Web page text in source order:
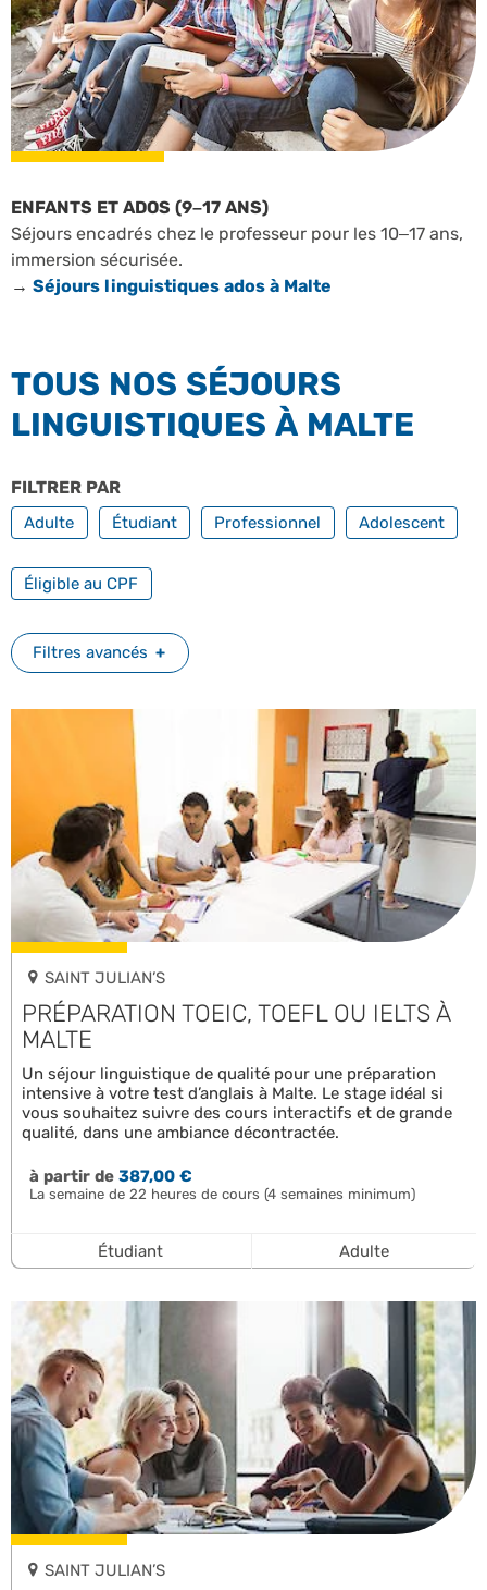
ENFANTS ET ADOS (9–17 ANS)
Séjours encadrés chez le professeur pour les 10–17 ans,
immersion sécurisée.
→ Séjours linguistiques ados à Malte
TOUS NOS SÉJOURS
LINGUISTIQUES À MALTE
FILTRER PAR
Adulte Étudiant Professionnel Adolescent
Éligible au CPF
Filtres avancés
SAINT JULIAN’S
PRÉPARATION TOEIC, TOEFL OU IELTS À
MALTE
Un séjour linguistique de qualité pour une préparation
intensive à votre test d’anglais à Malte. Le stage idéal si
vous souhaitez suivre des cours interactifs et de grande
qualité, dans une ambiance décontractée.
à partir de387,00 €
La semaine de 22 heures de cours (4 semaines minimum)
Étudiant Adulte
SAINT JULIAN’S